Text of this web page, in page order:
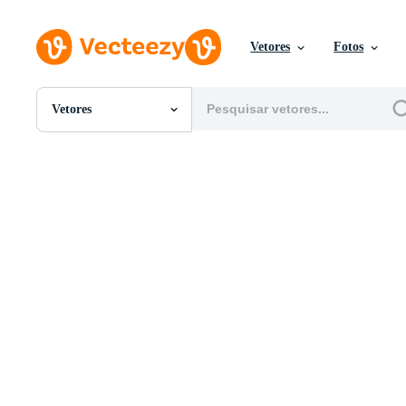
Vetores Fotos
Vetores
Todas Imagens